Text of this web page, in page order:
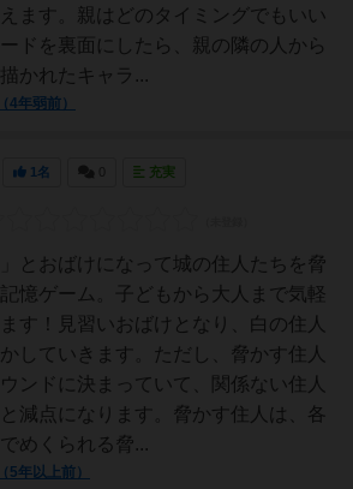
ます。親はどのタイミングでもいい
ドを裏面にしたら、親の隣の人から
かれたキャラ...
4年弱前）
1名 充実
」とおばけになって城の住人たちを脅
憶ゲーム。子どもから大人まで気軽
す！見習いおばけとなり、白の住人
していきます。ただし、脅かす住人
ンドに決まっていて、関係ない住人
減点になります。脅かす住人は、各
でめくられる脅...
5年以上前）